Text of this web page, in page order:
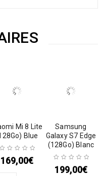
Mi 8 Lite
Blue
169,00€
Samsung
Galaxy S7 Edge
(128Go) Blanc
199,00€